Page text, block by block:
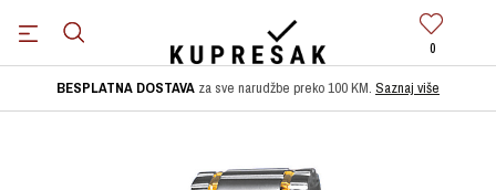
0
BESPLATNA DOSTAVA za sve narudžbe preko 100 KM. Saznaj više